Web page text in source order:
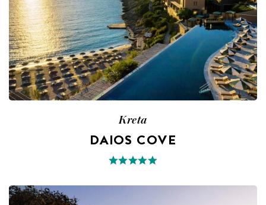
Kreta
DAIOS COVE